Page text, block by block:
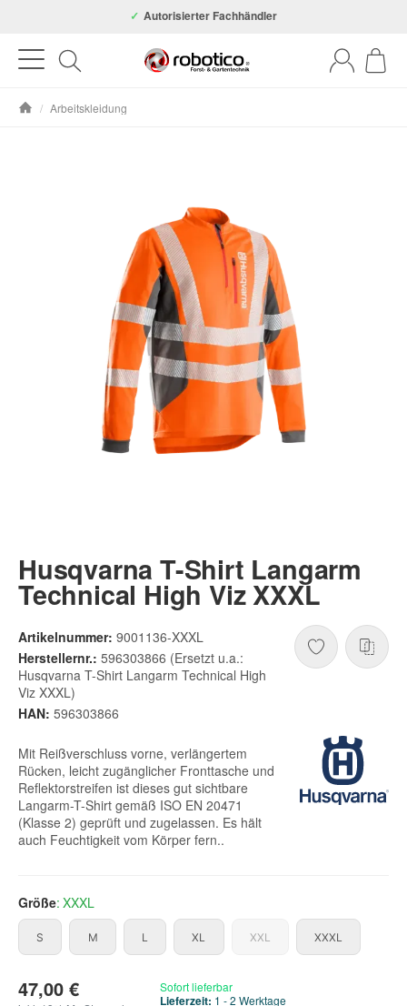
Autorisierter Fachhändler
/ Arbeitskleidung
Husqvarna T-Shirt Langarm
Technical High Viz XXXL
Artikelnummer: 9001136-XXXL
Herstellernr.: 596303866 (Ersetzt u.a.:
Husqvarna T-Shirt Langarm Technical High
Viz XXXL)
HAN: 596303866
Mit Reißverschluss vorne, verlängertem
Rücken, leicht zugänglicher Fronttasche und
Reflektorstreifen ist dieses gut sichtbare
Langarm-T-Shirt gemäß ISO EN 20471
(Klasse 2) geprüft und zugelassen. Es hält
auch Feuchtigkeit vom Körper fern..
Größe XXXL
S MM L XL XXL XXXL
47,00 € Sofort lieferbar
Lieferzeit: 1 - 2 Werktage